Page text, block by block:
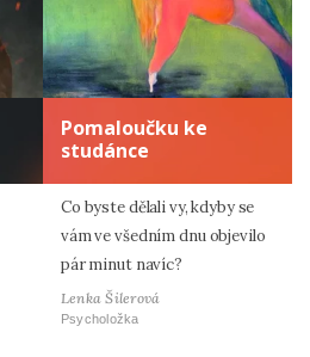
Pomaloučku ke
studánce
Co byste dělali vy, kdyby se
vám ve všedním dnu objevilo
pár minut navíc?
Lenka Šilerová
Psycholožka